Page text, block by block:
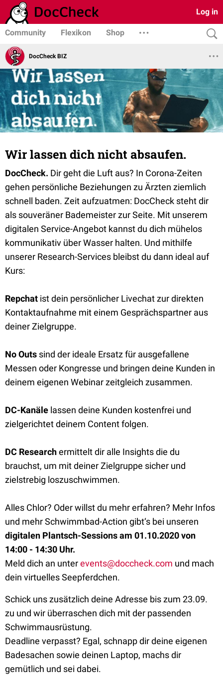
Log in
Community Flexikon Shop
DocCheck BIZ
Wir lassen dich nicht absaufen.
DocCheck. Dir geht die Luft aus? In Corona-Zeiten
gehen persönliche Beziehungen zu Ärzten ziemlich
schnell baden. Zeit aufzuatmen: DocCheck steht dir
als souveräner Bademeister zur Seite. Mit unserem
digitalen Service-Angebot kannst du dich mühelos
kommunikativ über Wasser halten. Und mithilfe
unserer Research-Services bleibst du dann ideal auf
Kurs:
Repchat ist dein persönlicher Livechat zur direkten
Kontaktaufnahme mit einem Gesprächspartner aus
deiner Zielgruppe.
No Outs sind der ideale Ersatz für ausgefallene
Messen oder Kongresse und bringen deine Kunden in
deinem eigenen Webinar zeitgleich zusammen.
DC-Kanäle lassen deine Kunden kostenfrei und
zielgerichtet deinem Content folgen.
DC Researchermittelt dir alle Insights die du
brauchst, um mit deiner Zielgruppe sicher und
zielstrebig loszuschwimmen.
Alles Chlor? Oder willst du mehr erfahren? Mehr Infos
und mehr Schwimmbad-Action gibt‘s bei unseren
digitalen Plantsch-Sessions am 01.10.2020 von
14:00 - 14:30 Uhr.
Meld dich an unterevents@doccheck.com und mach
dein virtuelles Seepferdchen.
Schick uns zusätzlich deine Adresse bis zum 23.09.
zu und wir überraschen dich mit der passenden
Schwimmausrüstung.
Deadline verpasst? Egal, schnapp dir deine eigenen
Badesachen sowie deinen Laptop, machs dir
gemütlich und sei dabei.